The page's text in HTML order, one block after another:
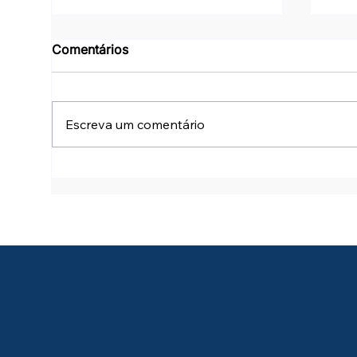
Comentários
Escreva um comentário